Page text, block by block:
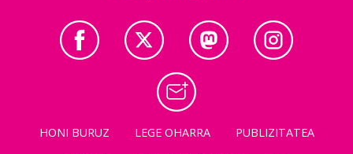
HONI BURUZ LEGE OHARRA
PUBLIZITATEA